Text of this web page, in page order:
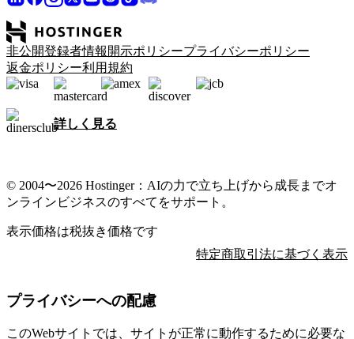
非公開登録者情報開示ポリシープライバシーポリシー
返金ポリシー利用規約
詳しく見る
© 2004〜2026 Hostinger：AIの力で立ち上げから成長までオ
ンラインビジネスのすべてをサポート。
表示価格は税抜き価格です
特定商取引法に基づく表示
プライバシーへの配慮
このWebサイトでは、サイトが正常に動作するために必要な